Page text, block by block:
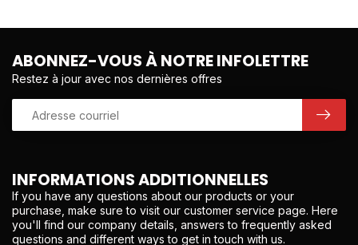
INFORMATIONS ADDITIONNELLES
If you have any questions about our products or your
purchase, make sure to visit our customer service page. Here
you'll find our company details, answers to frequently asked
questions and different ways to get in touch with us.
ABONNEZ-VOUS À NOTRE INFOLETTRE
Restez à jour avec nos dernières offres